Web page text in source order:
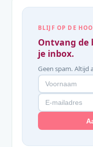
BLIJF OP DE
Ontvang de
je inbox.
Geen spam. Altijd